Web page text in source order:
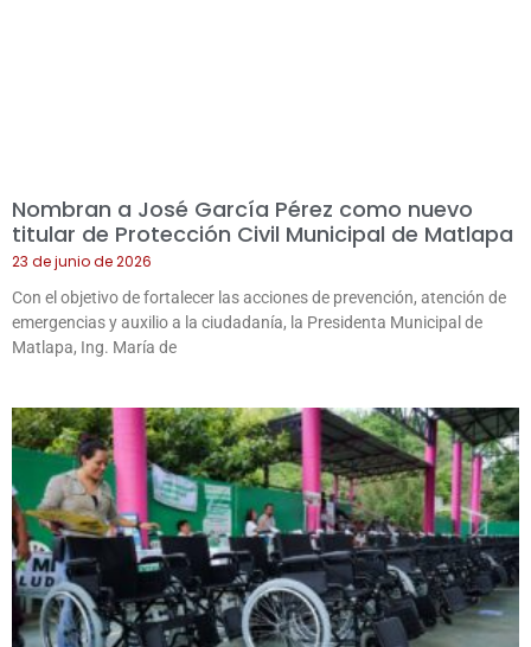
Nombran a José García Pérez como nuevo
titular de Protección Civil Municipal de Matlapa
23 de junio de 2026
Con el objetivo de fortalecer las acciones de prevención, atención de
emergencias y auxilio a la ciudadanía, la Presidenta Municipal de
Matlapa, Ing. María de